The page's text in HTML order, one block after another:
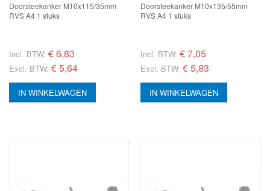
Doorsteekanker M10x115/35mm
RVS A4 1 stuks
Incl. BTW: €6,83
Excl. BTW: € 5,64
IN WINKELWAGEN
Doorsteekanker M10x135/55mm
RVS A4 1 stuks
Incl. BTW: €7,05
Excl. BTW: € 5,83
IN WINKELWAGEN